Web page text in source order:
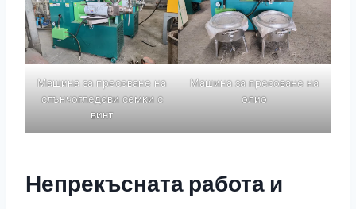
Машина за пресоване на
слънчогледови семки с
винт
Машина за пресоване на
олио
Непрекъсната работа и